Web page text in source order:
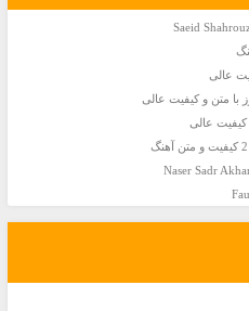
عالی
با متن و کیفیت عالی
عالی